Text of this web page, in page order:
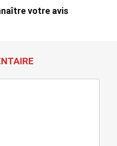
votre avis